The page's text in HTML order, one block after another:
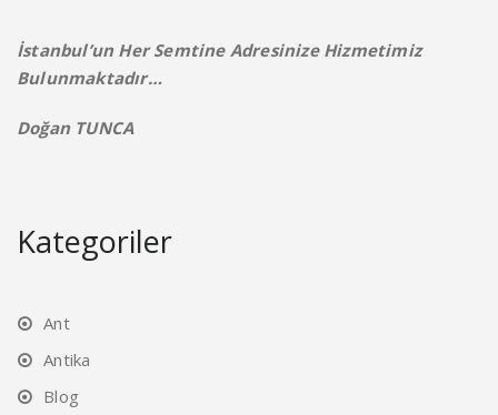
İstanbul’un Her Semtine Adresinize Hizmetimiz
Bulunmaktadır…
Doğan TUNCA
Kategoriler
Ant
Antika
Blog